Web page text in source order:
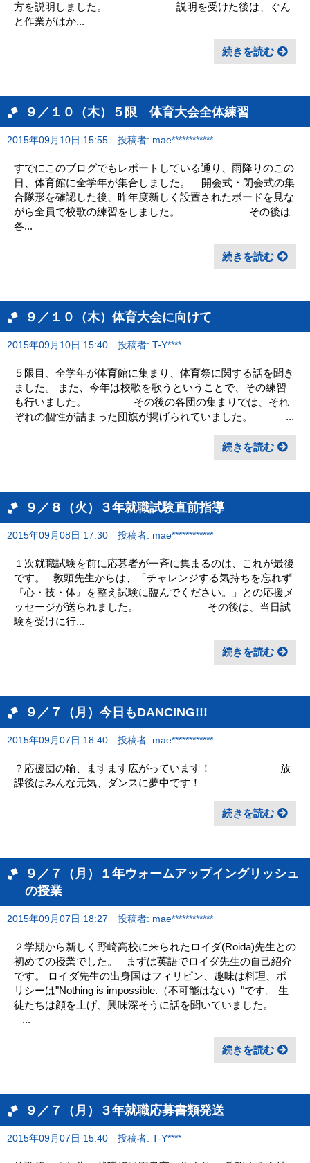
方を説明しました。 説明を受けた後は、ぐん
と作業がはか...
続きを読む
９／１０（木）５限 体育大会全体練習
2015年09月10日 15:55 投稿者: mae************
すでにこのブログでもレポートしている通り、雨降りのこの
日、体育館に全学年が集合しました。 開会式・閉会式の集
合隊形を確認した後、昨年度新しく設置されたボードを見な
がら全員で校歌の練習をしました。 その後は
各...
続きを読む
９／１０（木）体育大会に向けて
2015年09月10日 15:40 投稿者: T-Y****
５限目、全学年が体育館に集まり、体育祭に関する話を聞き
ました。 また、今年は校歌を歌うということで、その練習
も行いました。 その後の各団の集まりでは、それ
ぞれの個性が詰まった団旗が掲げられていました。 ...
続きを読む
９／８（火）３年就職試験直前指導
2015年09月08日 17:30 投稿者: mae************
１次就職試験を前に応募者が一斉に集まるのは、これが最後
です。 教頭先生からは、「チャレンジする気持ちを忘れず
『心・技・体』を整え試験に臨んでください。」との応援メ
ッセージが送られました。 その後は、当日試
験を受けに行...
続きを読む
９／７（月）今日もDANCING!!!
2015年09月07日 18:40 投稿者: mae************
？応援団の輪、ますます広がっています！ 放
課後はみんな元気、ダンスに夢中です！
続きを読む
９／７（月）１年ウォームアップイングリッシュ
の授業
2015年09月07日 18:27 投稿者: mae************
２学期から新しく野崎高校に来られたロイダ(Roida)先生との
初めての授業でした。 まずは英語でロイダ先生の自己紹介
です。 ロイダ先生の出身国はフィリピン、趣味は料理、ポ
リシーは"Nothing is impossible.（不可能はない）"です。 生
徒たちは顔を上げ、興味深そうに話を聞いていました。
...
続きを読む
９／７（月）３年就職応募書類発送
2015年09月07日 15:40 投稿者: T-Y****